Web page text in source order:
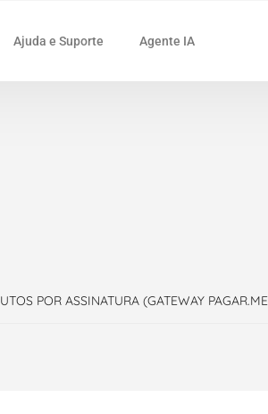
Ajuda e Suporte Agente IA
POR ASSINATURA (GATEWAY